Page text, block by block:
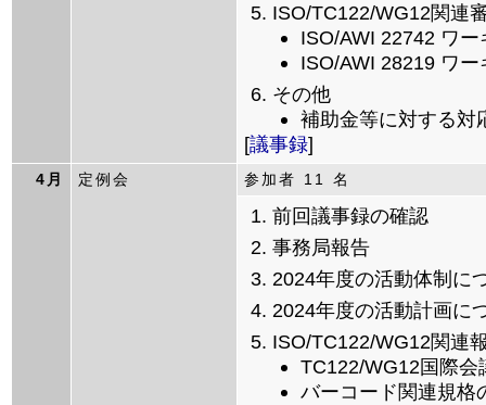
ISO/TC122/WG12関連
ISO/AWI 22742 ワ
ISO/AWI 28219 ワ
その他
補助金等に対する対
[議事録]
4月 定例会 参加者 11 名
前回議事録の確認
事務局報告
2024年度の活動体制に
2024年度の活動計画に
ISO/TC122/WG12関連
TC122/WG12国際会
バーコード関連規格